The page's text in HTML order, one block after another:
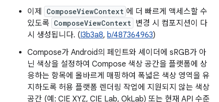
이제
ComposeViewContext 에 더 빠르게 액세스할 수
있도록 ComposeViewContext 변경 시 컴포지션이 다
시 생성됩니다. (I3b3a8, b/487364963)
Compose가 Android의 페인트와 셰이더에 sRGB가 아
닌 색상을 설정하여 Compose 색상 공간을 플랫폼에 상
응하는 항목에 올바르게 매핑하여 폭넓은 색상 영역을 유
지하도록 허용 플랫폼 렌더링 작업에 지원되지 않는 색상
공간 (예: CIE XYZ, CIE Lab, OkLab) 또는 현재 API 수준